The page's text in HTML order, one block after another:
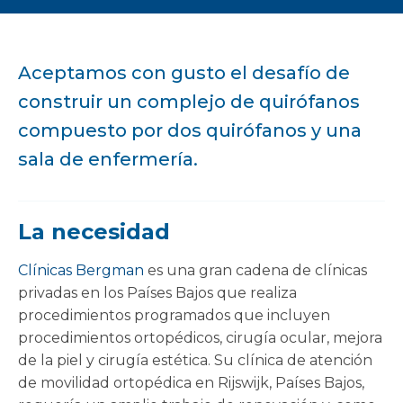
Aceptamos con gusto el desafío de
construir un complejo de quirófanos
compuesto por dos quirófanos y una
sala de enfermería.
La necesidad
Clínicas Bergman es una gran cadena de clínicas
privadas en los Países Bajos que realiza
procedimientos programados que incluyen
procedimientos ortopédicos, cirugía ocular, mejora
de la piel y cirugía estética. Su clínica de atención
de movilidad ortopédica en Rijswijk, Países Bajos,